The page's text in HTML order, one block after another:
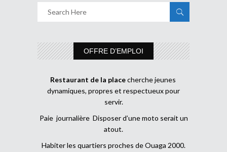
OFFRE D’EMPLOI
Restaurant de la placecherche jeunes
dynamiques, propres et respectueux pour
servir.
Paie journalière Disposer d’une moto serait un
atout.
Habiter les quartiers proches de Ouaga 2000.